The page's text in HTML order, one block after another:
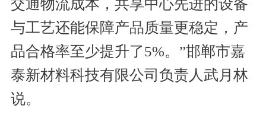
交通物流成本，共享中心先进的设备
与工艺还能保障产品质量更稳定，产
品合格率至少提升了5%。”邯郸市嘉
泰新材料科技有限公司负责人武月林
说。